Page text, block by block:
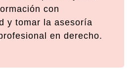
con
y tomar la asesoría
en derecho.